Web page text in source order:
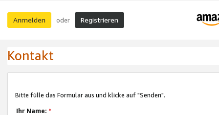
Anmelden oder Registrieren
Kontakt
Bitte fülle das Formular aus und klicke auf "Senden".
Ihr Name: *